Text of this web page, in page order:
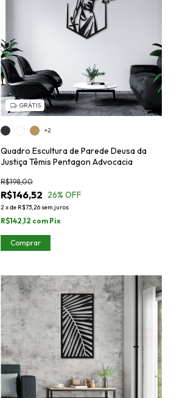
GRÁTIS
Quadro Escultura de Parede Deusa da
Justiça Têmis Pentagon Advocacia
R$146,52
R$198,00
26% OFF
2xde R$73,26 sem juros
R$142,12 com Pix
+2
Comprar